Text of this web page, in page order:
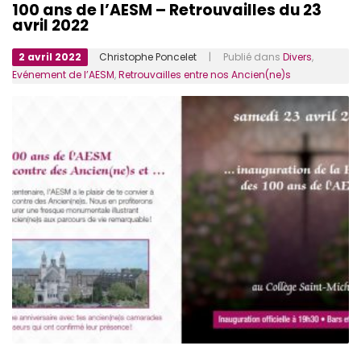
100 ans de l’AESM – Retrouvailles du 23
avril 2022
2 avril 2022 Christophe Poncelet | Publié dans Divers,
Evénement de l’AESM,Retrouvailles entre nos Ancien(ne)s